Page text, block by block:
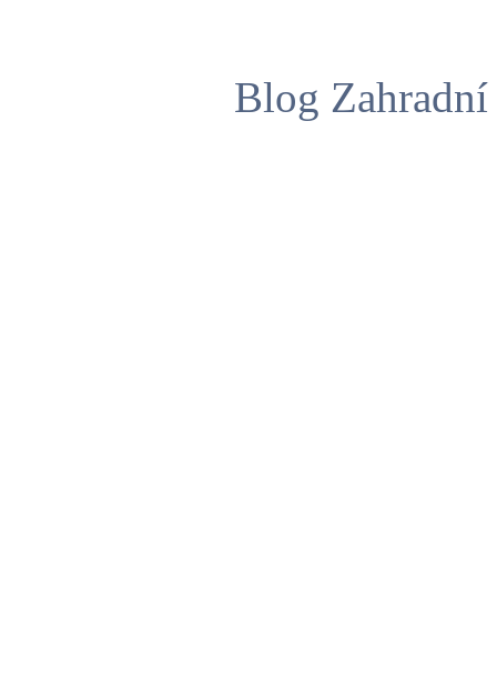
Blog